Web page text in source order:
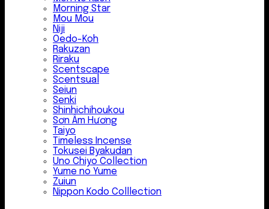
Morning Star
Mou Mou
Niji
Oedo-Koh
Rakuzan
Riraku
Scentscape
Scentsual
Seiun
Senki
Shinhichihoukou
Sơn Âm Hương
Taiyo
Timeless Incense
Tokusei Byakudan
Uno Chiyo Collection
Yume no Yume
Zuiun
Nippon Kodo Colllection